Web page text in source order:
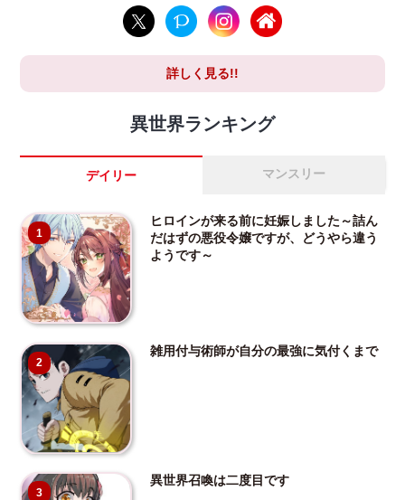
詳しく見る!!
異世界ランキング
デイリー マンスリー
1
ヒロインが来る前に妊娠しました～詰ん
だはずの悪役令嬢ですが、どうやら違う
ようです～
2
雑用付与術師が自分の最強に気付くまで
3
異世界召喚は二度目です